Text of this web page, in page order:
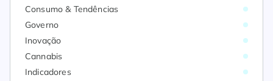
Consumo & Tendências
Governo
Inovação
Cannabis
Indicadores